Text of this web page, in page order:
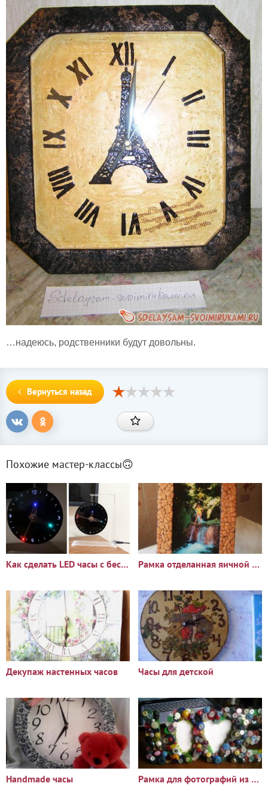
…надеюсь, родственники будут довольны.
Вернуться назад
Похожие мастер-классы🙃
Как сделать LED часы с беспроводной подсветкой стрелок и Рамка отделанная яичной скорлупой
Декупаж настенных часов Часы для детской
Handmade часы Рамка для фотографий из старых пуговиц